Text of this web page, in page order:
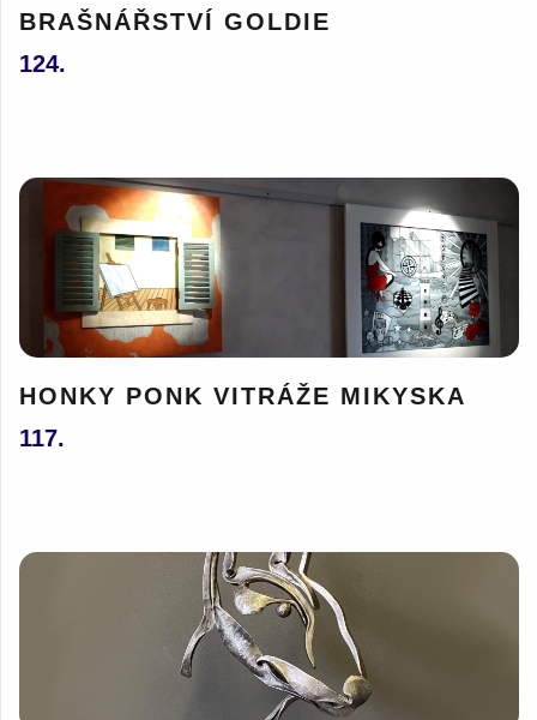
BRAŠNÁŘSTVÍ GOLDIE
124.
HONKY PONK VITRÁŽE MIKYSKA
117.